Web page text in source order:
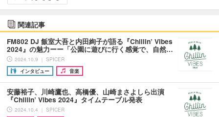
関連記事
FM802 DJ 飯室大吾と内田絢子が語る『Chillin’ Vibes
2024』の魅力ーー「公園に遊びに行く感覚で、自然…
2024.10.9 ｜ SPICER
インタビュー
音楽
安藤裕子、川崎鷹也、高橋優、山崎まさよしら出演
『Chillin’ Vibes 2024』タイムテーブル発表
2024.10.4 ｜ SPICER